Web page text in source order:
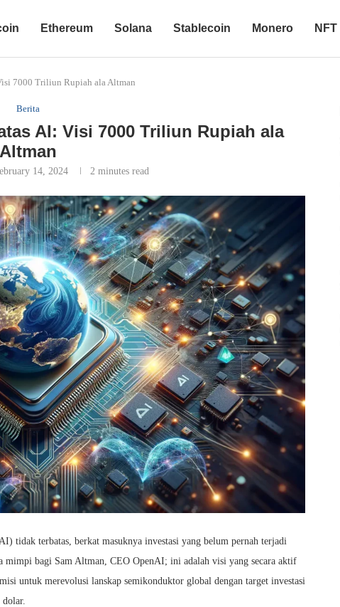
Ethereum Solana Stablecoin Monero NFT
7000 Triliun Rupiah ala Altman
Berita
AI: Visi 7000 Triliun Rupiah ala
Altman
14, 2024 2 minutes read
tidak terbatas, berkat masuknya investasi yang belum pernah terjadi
mimpi bagi Sam Altman, CEO OpenAI; ini adalah visi yang secara aktif
untuk merevolusi lanskap semikonduktor global dengan target investasi